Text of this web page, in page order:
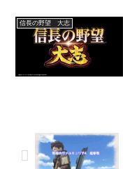
信長の野望 大志